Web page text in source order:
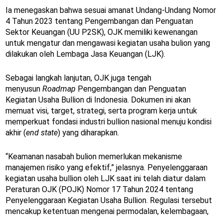
Ia menegaskan bahwa sesuai amanat Undang-Undang Nomor
4 Tahun 2023 tentang Pengembangan dan Penguatan
Sektor Keuangan (UU P2SK), OJK memiliki kewenangan
untuk mengatur dan mengawasi kegiatan usaha bulion yang
dilakukan oleh Lembaga Jasa Keuangan (LJK).
Sebagai langkah lanjutan, OJK juga tengah
menyusun Roadmap Pengembangan dan Penguatan
Kegiatan Usaha Bullion di Indonesia. Dokumen ini akan
memuat visi, target, strategi, serta program kerja untuk
memperkuat fondasi industri bullion nasional menuju kondisi
akhir (end state) yang diharapkan.
“Keamanan nasabah bulion memerlukan mekanisme
manajemen risiko yang efektif,” jelasnya. Penyelenggaraan
kegiatan usaha bullion oleh LJK saat ini telah diatur dalam
Peraturan OJK (POJK) Nomor 17 Tahun 2024 tentang
Penyelenggaraan Kegiatan Usaha Bullion. Regulasi tersebut
mencakup ketentuan mengenai permodalan, kelembagaan,